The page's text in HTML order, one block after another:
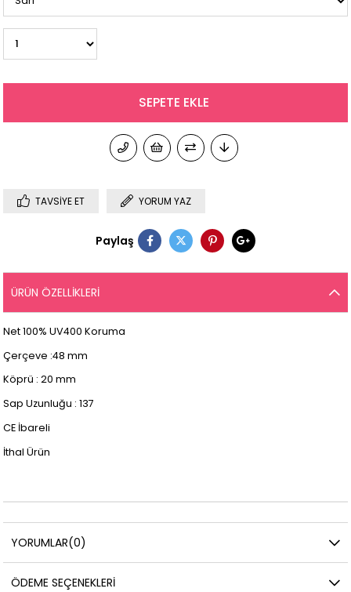
TAVSIYE ET YORUM YAZ
Paylaş
ÜRÜN ÖZELLIKLERI
Net 100% UV400 Koruma
Çerçeve :48 mm
Köprü : 20 mm
Sap Uzunluğu : 137
CE İbareli
İthal Ürün
YORUMLAR(0)
ÖDEME SEÇENEKLERI